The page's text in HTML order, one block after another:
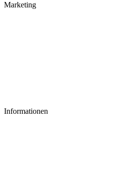
Marketing
Informationen